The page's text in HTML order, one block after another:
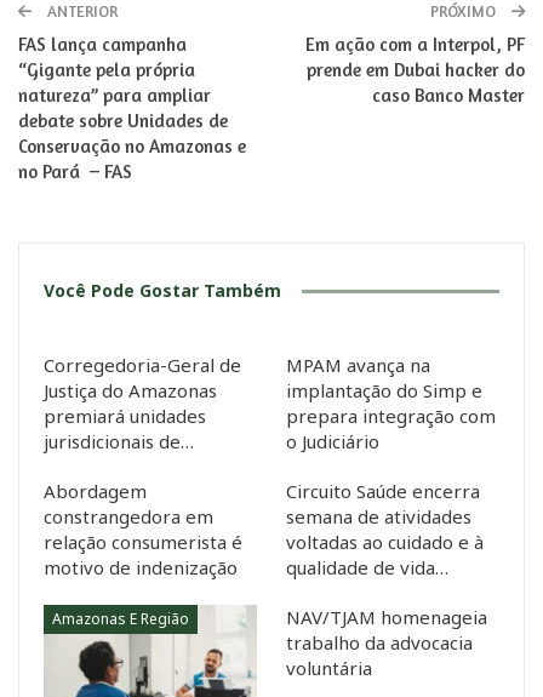
ANTERIOR
FAS lança campanha
“Gigante pela própria
natureza” para ampliar
debate sobre Unidades de
Conservação no Amazonas e
no Pará – FAS
PRÓXIMO
Em ação com a Interpol, PF
prende em Dubai hacker do
caso Banco Master
Você Pode Gostar Também
Corregedoria-Geral de
Justiça do Amazonas
premiará unidades
jurisdicionais de…
MPAM avança na
implantação do Simp e
prepara integração com
o Judiciário
Abordagem
constrangedora em
relação consumerista é
motivo de indenização
Circuito Saúde encerra
semana de atividades
voltadas ao cuidado e à
qualidade de vida…
Amazonas E Região
NAV/TJAM homenageia
trabalho da advocacia
voluntária